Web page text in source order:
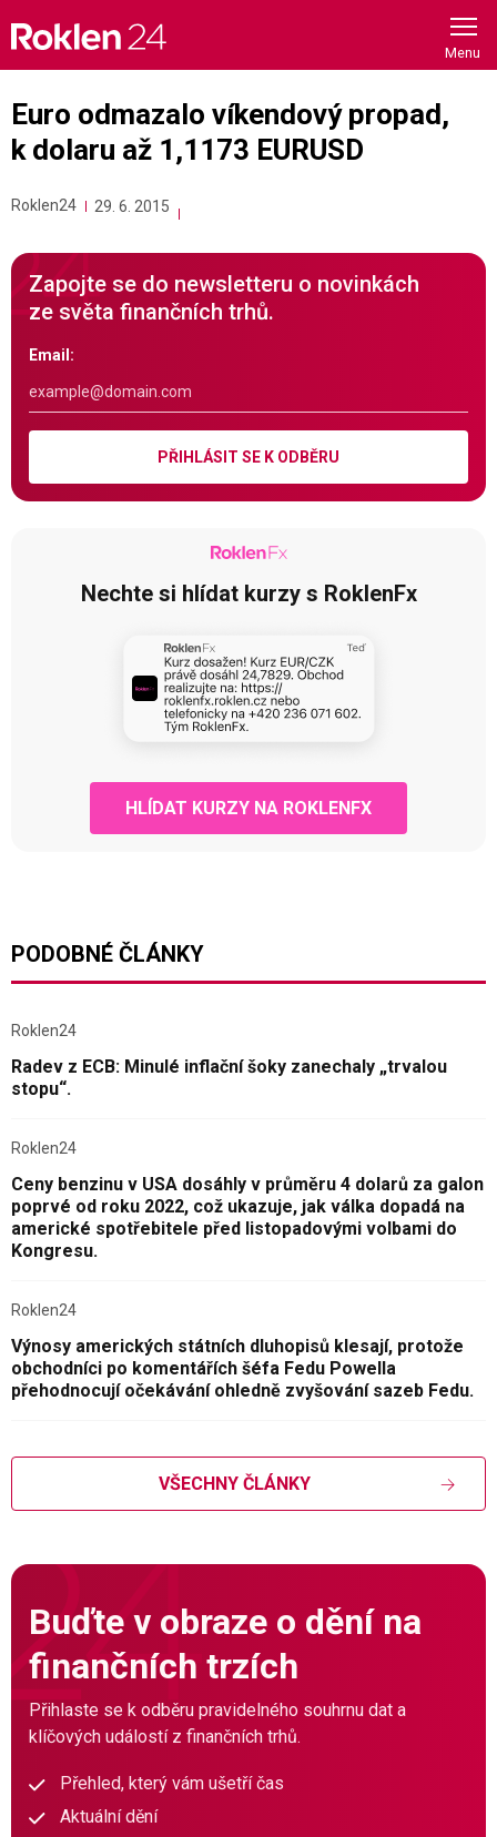
content
Euro odmazalo víkendový propad,
k dolaru až 1,1173 EURUSD
Roklen24 29. 6. 2015
Zapojte se do newsletteru o novinkách
ze světa finančních trhů.
Email:
PŘIHLÁSIT SE K ODBĚRU
Nechte si hlídat kurzy s RoklenFx
HLÍDAT KURZY NA ROKLENFX
PODOBNÉ ČLÁNKY
Roklen24
Radev z ECB: Minulé inflační šoky zanechaly „trvalou
stopu“.
Roklen24
Ceny benzinu v USA dosáhly v průměru 4 dolarů za galon
poprvé od roku 2022, což ukazuje, jak válka dopadá na
americké spotřebitele před listopadovými volbami do
Kongresu.
Roklen24
Výnosy amerických státních dluhopisů klesají, protože
obchodníci po komentářích šéfa Fedu Powella
přehodnocují očekávání ohledně zvyšování sazeb Fedu.
VŠECHNY ČLÁNKY
Buďte v obraze o dění na
finančních trzích
Přihlaste se k odběru pravidelného souhrnu dat a
klíčových událostí z finančních trhů.
Přehled, který vám ušetří čas
Aktuální dění